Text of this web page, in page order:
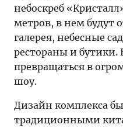
небоскреб
метров, в нем будут
галерея, небесные
рестораны и бутики.
превращаться в
шоу.
Дизайн комплекса
традиционными